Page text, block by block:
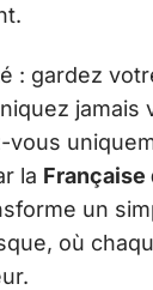
: gardez
jamais
la Française
un
où